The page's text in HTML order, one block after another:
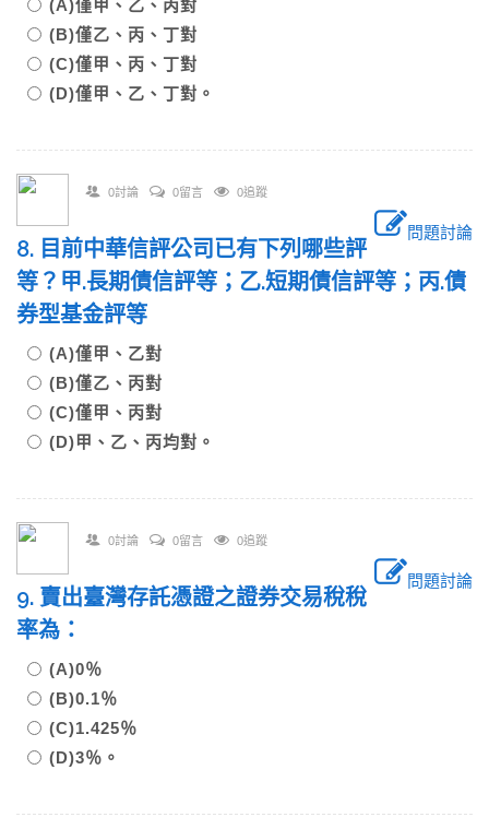
(A)僅甲、乙、丙對
(B)僅乙、丙、丁對
(C)僅甲、丙、丁對
(D)僅甲、乙、丁對。
0討論 0留言 0追蹤
問題討論
8. 目前中華信評公司已有下列哪些評
等？甲.長期債信評等；乙.短期債信評等；丙.債
券型基金評等
(A)僅甲、乙對
(B)僅乙、丙對
(C)僅甲、丙對
(D)甲、乙、丙均對。
0討論 0留言 0追蹤
問題討論
9. 賣出臺灣存託憑證之證券交易稅稅
率為：
(A)0％
(B)0.1％
(C)1.425％
(D)3％。